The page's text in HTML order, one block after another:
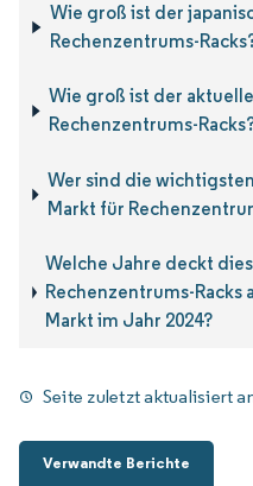
Wie groß ist der
Rechenzentrums-
Wie groß ist der
Rechenzentrums-
Wer sind die
Markt für
Welche Jahre deckt
Rechenzentrums-Racks
Markt im Jahr 2024?
Seite zuletzt aktualisiert
Verwandte Berichte